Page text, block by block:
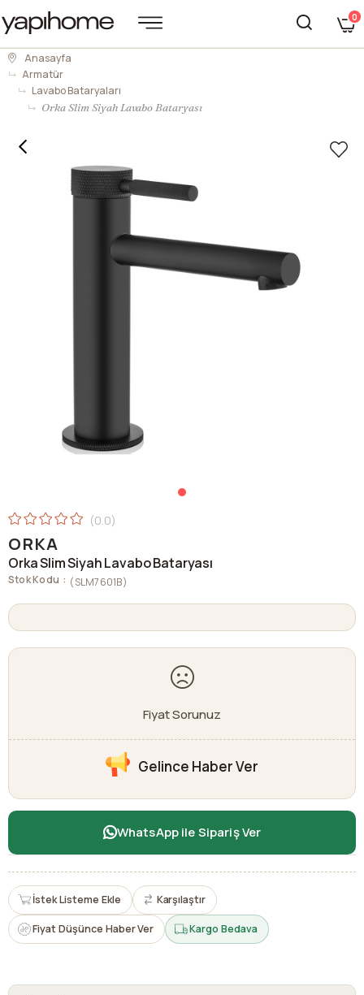
0
Anasayfa
Armatür
Lavabo Bataryaları
Orka Slim Siyah Lavabo Bataryası
0.0
ORKA
Orka Slim Siyah Lavabo Bataryası
Stok Kodu (SLM7601B)
Fiyat Sorunuz
Gelince Haber Ver
WhatsApp ile Sipariş Ver
İstek Listeme Ekle Karşılaştır
Fiyat Düşünce Haber Ver Kargo Bedava